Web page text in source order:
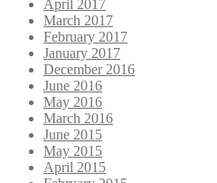
April 2017
March 2017
February 2017
January 2017
December 2016
June 2016
May 2016
March 2016
June 2015
May 2015
April 2015